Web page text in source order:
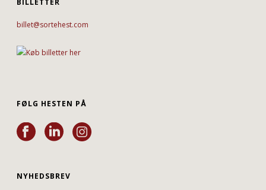
BILLETTER
billet@sortehest.com
FØLG HESTEN PÅ
NYHEDSBREV